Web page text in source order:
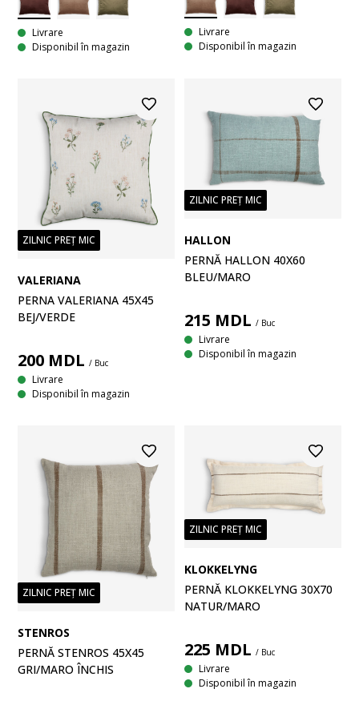
Livrare
Disponibil în magazin
Livrare
Disponibil în magazin
ZILNIC PREȚ MIC
VALERIANA
PERNA VALERIANA 45X45
BEJ/VERDE
200 MDL / Buc
Livrare
Disponibil în magazin
ZILNIC PREȚ MIC
HALLON
PERNĂ HALLON 40X60
BLEU/MARO
215 MDL / Buc
Livrare
Disponibil în magazin
ZILNIC PREȚ MIC
STENROS
PERNĂ STENROS 45X45
GRI/MARO ÎNCHIS
ZILNIC PREȚ MIC
KLOKKELYNG
PERNĂ KLOKKELYNG 30X70
NATUR/MARO
225 MDL / Buc
Livrare
Disponibil în magazin